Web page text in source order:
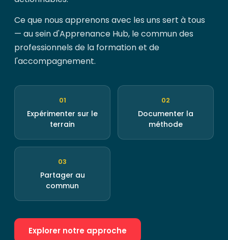
Ce que nous apprenons avec les uns sert à tous
— au sein d'Apprenance Hub, le commun des
professionnels de la formation et de
l'accompagnement.
01
Expérimenter sur le
terrain
02
Documenter la
méthode
03
Partager au
commun
Explorer notre approche